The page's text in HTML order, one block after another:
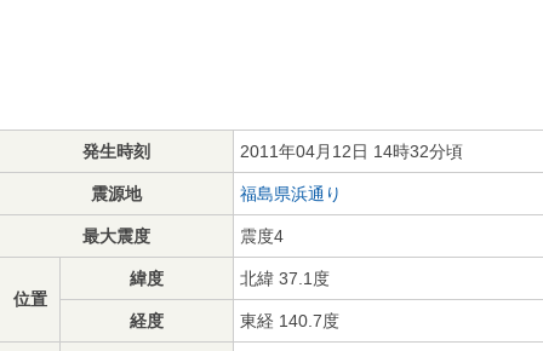
発生時刻 2011年04月12日 14時32分頃
震源地 福島県浜通り
最大震度 震度4
位置
緯度 北緯 37.1度
経度 東経 140.7度